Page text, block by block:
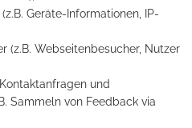
Geräte-Informationen, IP-
(z.B. Webseitenbesucher, Nutzer
Kontaktanfragen und
Sammeln von Feedback via